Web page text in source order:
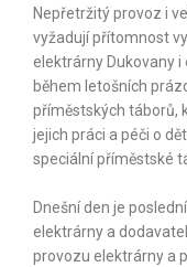
Nepřetržitý provoz i
vyžadují přítomnost
elektrárny Dukovany
během letošních
příměstských táborů,
jejich práci a péči o
speciální příměstské
Dnešní den je
elektrárny a
provozu elektrárny a